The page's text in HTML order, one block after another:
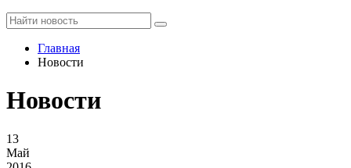
Главная
Новости
Новости
13
Май